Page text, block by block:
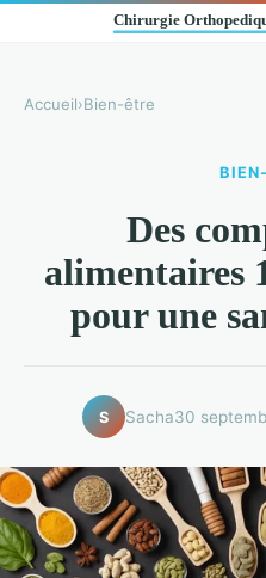
Accueil›Bien-être
Des
alimentaires
pour une
S Sacha30